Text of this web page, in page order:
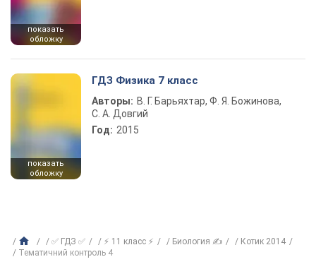
показать
обложку
показать
обложку
ГДЗ Физика 7 класс
Авторы: В. Г. Барьяхтар, Ф. Я. Божинова,
С. А. Довгий
Год: 2015
✅ ГДЗ ✅ ⚡ 11 класс ⚡ Биология ✍
Котик 2014
Тематичний контроль 4